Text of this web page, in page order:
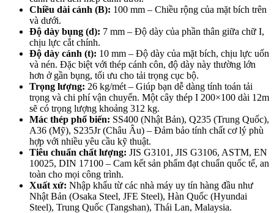
Chiều dài cánh (B): 100 mm – Chiều rộng của mặt bích trên
và dưới.
Độ dày bụng (d): 7 mm – Độ dày của phần thân giữa chữ I,
chịu lực cắt chính.
Độ dày cánh (t): 10 mm – Độ dày của mặt bích, chịu lực uốn
và nén. Đặc biệt với thép cánh côn, độ dày này thường lớn
hơn ở gần bụng, tối ưu cho tải trọng cục bộ.
Trọng lượng: 26 kg/mét – Giúp bạn dễ dàng tính toán tải
trọng và chi phí vận chuyển. Một cây thép I 200×100 dài 12m
sẽ có trọng lượng khoảng 312 kg.
Mác thép phổ biến: SS400 (Nhật Bản), Q235 (Trung Quốc),
A36 (Mỹ), S235Jr (Châu Âu) – Đảm bảo tính chất cơ lý phù
hợp với nhiều yêu cầu kỹ thuật.
Tiêu chuẩn chất lượng: JIS G3101, JIS G3106, ASTM, EN
10025, DIN 17100 – Cam kết sản phẩm đạt chuẩn quốc tế, an
toàn cho mọi công trình.
Xuất xứ: Nhập khẩu từ các nhà máy uy tín hàng đầu như
Nhật Bản (Osaka Steel, JFE Steel), Hàn Quốc (Hyundai
Steel), Trung Quốc (Tangshan), Thái Lan, Malaysia.